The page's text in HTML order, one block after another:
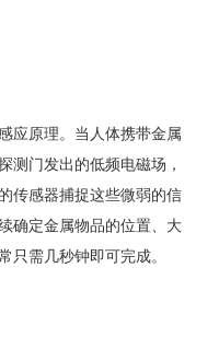
原理。当人体携带金属
测门发出的低频电磁场，
传感器捕捉这些微弱的信
确定金属物品的位置、大
只需几秒钟即可完成。